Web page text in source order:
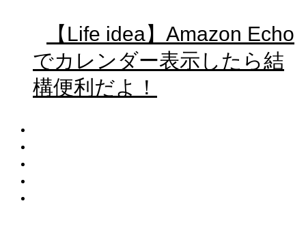
【Life idea】Amazon Echo
でカレンダー表示したら結
構便利だよ！